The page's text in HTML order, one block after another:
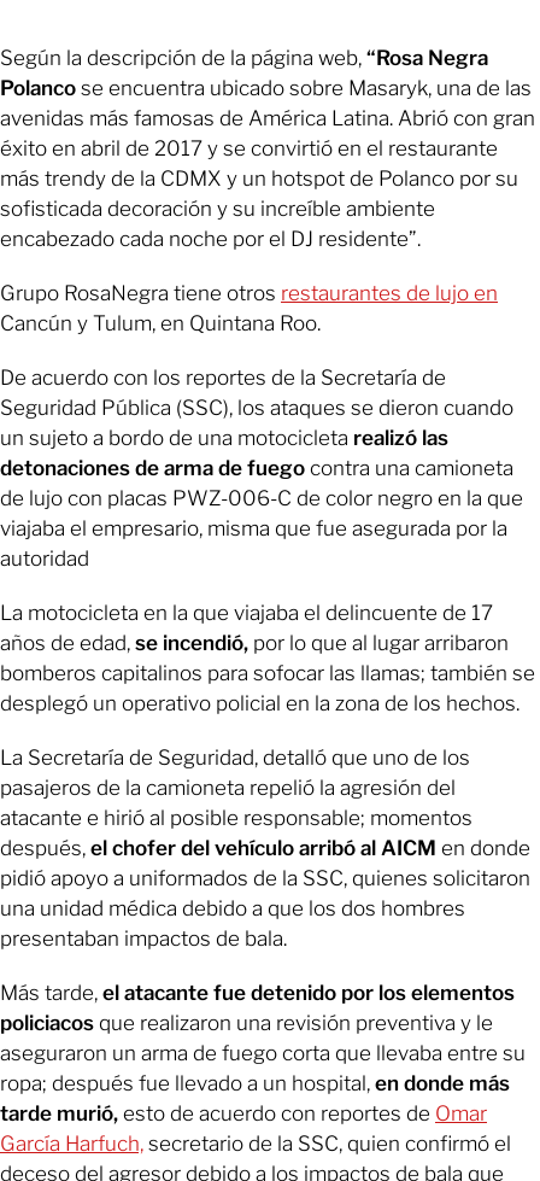
Según la descripción de la página web, “Rosa Negra
Polanco se encuentra ubicado sobre Masaryk, una de las
avenidas más famosas de América Latina. Abrió con gran
éxito en abril de 2017 y se convirtió en el restaurante
más trendy de la CDMX y un hotspot de Polanco por su
sofisticada decoración y su increíble ambiente
encabezado cada noche por el DJ residente”.
Grupo RosaNegra tiene otros restaurantes de lujo en
Cancún y Tulum, en Quintana Roo.
De acuerdo con los reportes de la Secretaría de
Seguridad Pública (SSC), los ataques se dieron cuando
un sujeto a bordo de una motocicleta realizó las
detonaciones de arma de fuego contra una camioneta
de lujo con placas PWZ-006-C de color negro en la que
viajaba el empresario, misma que fue asegurada por la
autoridad
La motocicleta en la que viajaba el delincuente de 17
años de edad, se incendió, por lo que al lugar arribaron
bomberos capitalinos para sofocar las llamas; también se
desplegó un operativo policial en la zona de los hechos.
La Secretaría de Seguridad, detalló que uno de los
pasajeros de la camioneta repelió la agresión del
atacante e hirió al posible responsable; momentos
después, el chofer del vehículo arribó al AICM en donde
pidió apoyo a uniformados de la SSC, quienes solicitaron
una unidad médica debido a que los dos hombres
presentaban impactos de bala.
Más tarde, el atacante fue detenido por los elementos
policiacos que realizaron una revisión preventiva y le
aseguraron un arma de fuego corta que llevaba entre su
ropa; después fue llevado a un hospital, en donde más
tarde murió, esto de acuerdo con reportes de Omar
García Harfuch, secretario de la SSC, quien confirmó el
deceso del agresor debido a los impactos de bala que